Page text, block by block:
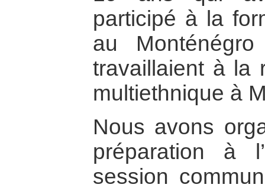
participé à la
au
travaillaient à la
multiethnique à
Nous avons
préparation à
session